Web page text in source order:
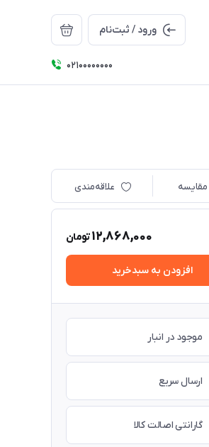
ورود / ثبت‌نام
۰۲۱۰۰۰۰۰۰۰۰
مقایسه علاقه‌مندی
12,868,000تومان
افزودن به سبدخرید
موجود در انبار
ارسال سریع
گارانتی اصالت کالا